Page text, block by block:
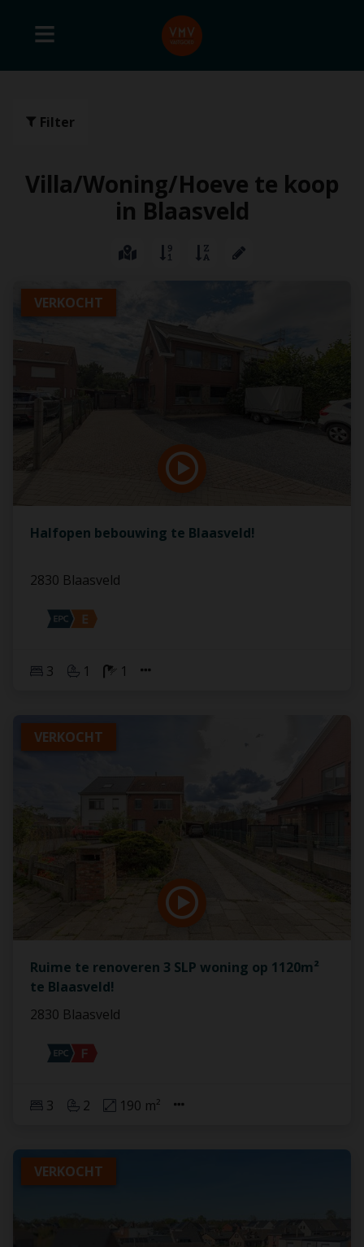
Filter
Villa/Woning/Hoeve te koop
in Blaasveld
VERKOCHT
Halfopen bebouwing te Blaasveld!
2830 Blaasveld
3 1 1
VERKOCHT
Ruime te renoveren 3 SLP woning op 1120m²
te Blaasveld!
2830 Blaasveld
3 2 190 m²
VERKOCHT